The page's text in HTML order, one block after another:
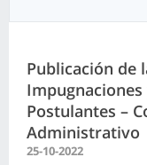
Publicación de
Postulantes –
Administrativo
25-10-2022